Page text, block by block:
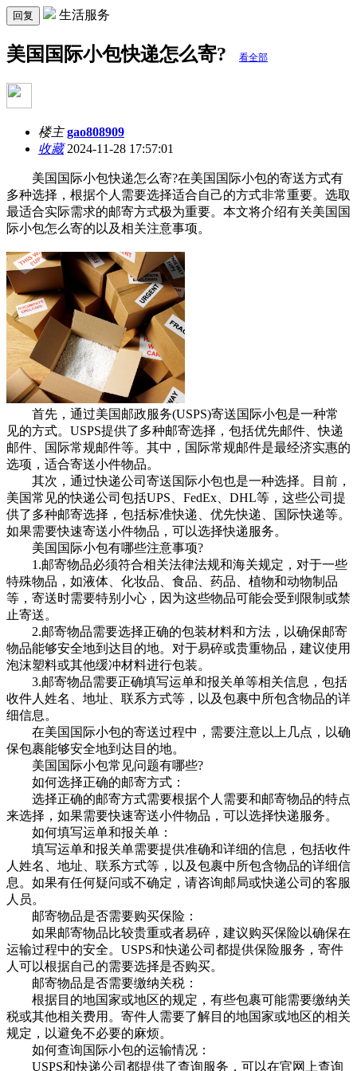
回复 生活服务
美国国际小包快递怎么寄? 看全部
楼主 gao808909
收藏2024-11-28 17:57:01
美国国际小包快递怎么寄?在美国国际小包的寄送方式有
多种选择，根据个人需要选择适合自己的方式非常重要。选取
最适合实际需求的邮寄方式极为重要。本文将介绍有关美国国
际小包怎么寄的以及相关注意事项。
首先，通过美国邮政服务(USPS)寄送国际小包是一种常
见的方式。USPS提供了多种邮寄选择，包括优先邮件、快递
邮件、国际常规邮件等。其中，国际常规邮件是最经济实惠的
选项，适合寄送小件物品。
其次，通过快递公司寄送国际小包也是一种选择。目前，
美国常见的快递公司包括UPS、FedEx、DHL等，这些公司提
供了多种邮寄选择，包括标准快递、优先快递、国际快递等。
如果需要快速寄送小件物品，可以选择快递服务。
美国国际小包有哪些注意事项?
1.邮寄物品必须符合相关法律法规和海关规定，对于一些
特殊物品，如液体、化妆品、食品、药品、植物和动物制品
等，寄送时需要特别小心，因为这些物品可能会受到限制或禁
止寄送。
2.邮寄物品需要选择正确的包装材料和方法，以确保邮寄
物品能够安全地到达目的地。对于易碎或贵重物品，建议使用
泡沫塑料或其他缓冲材料进行包装。
3.邮寄物品需要正确填写运单和报关单等相关信息，包括
收件人姓名、地址、联系方式等，以及包裹中所包含物品的详
细信息。
在美国国际小包的寄送过程中，需要注意以上几点，以确
保包裹能够安全地到达目的地。
美国国际小包常见问题有哪些?
如何选择正确的邮寄方式：
选择正确的邮寄方式需要根据个人需要和邮寄物品的特点
来选择，如果需要快速寄送小件物品，可以选择快递服务。
如何填写运单和报关单：
填写运单和报关单需要提供准确和详细的信息，包括收件
人姓名、地址、联系方式等，以及包裹中所包含物品的详细信
息。如果有任何疑问或不确定，请咨询邮局或快递公司的客服
人员。
邮寄物品是否需要购买保险：
如果邮寄物品比较贵重或者易碎，建议购买保险以确保在
运输过程中的安全。USPS和快递公司都提供保险服务，寄件
人可以根据自己的需要选择是否购买。
邮寄物品是否需要缴纳关税：
根据目的地国家或地区的规定，有些包裹可能需要缴纳关
税或其他相关费用。寄件人需要了解目的地国家或地区的相关
规定，以避免不必要的麻烦。
如何查询国际小包的运输情况：
USPS和快递公司都提供了查询服务，可以在官网上查询